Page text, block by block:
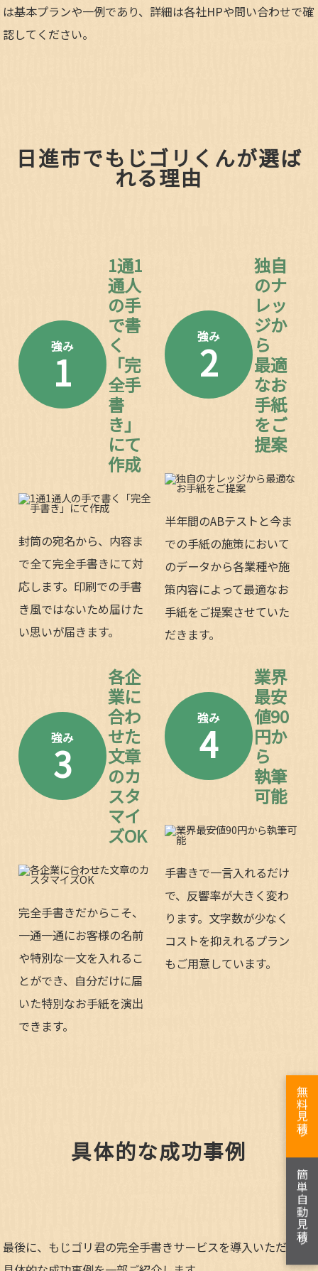
は基本プランや一例であり、詳細は各社HPや問い合わせで確
認してください。​
日進市でもじゴリくんが選ば
れる理由
強み
1
1通1
通人
の手
で書
く
「完
全手
書
き」
にて
作成
封筒の宛名から、内容ま
で全て完全手書きにて対
応します。印刷での手書
き風ではないため届けた
い思いが届きます。
強み
2
独自
のナ
レッ
ジか
ら
最適
なお
手紙
をご
提案
半年間のABテストと今ま
での手紙の施策において
のデータから各業種や施
策内容によって最適なお
手紙をご提案させていた
だきます。
強み
3
各企
業に
合わ
せた
文章
のカ
スタ
マイ
ズOK
完全手書きだからこそ、
一通一通にお客様の名前
や特別な一文を入れるこ
とができ、自分だけに届
いた特別なお手紙を演出
できます。
強み
4
業界
最安
値90
円か
ら
執筆
可能
手書きで一言入れるだけ
で、反響率が大きく変わ
ります。文字数が少なく
コストを抑えれるプラン
もご用意しています。
具体的な成功事例
最後に、もじゴリ君の完全手書きサービスを導入いただいた
無料見積り
簡単自動見積り